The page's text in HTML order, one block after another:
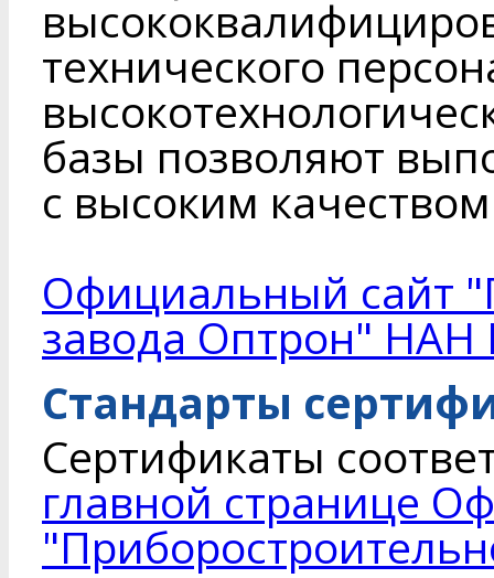
технического
базы позволяют
с высоким
Официальный сайт
завода Оптрон" НАН
Стандарты
Сертификаты
главной странице